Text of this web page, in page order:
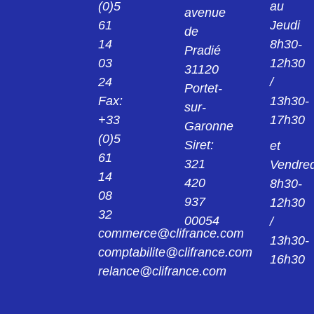
KPS1/B2 PINCE ROUGE 2MM 24.0139-22
KK4/4 MANCHON NOIR 4MM 24.0142-21
KK4/4 MANCHON ROUGE 4MM 24.0142-
AGK20 PINCE 4MM 24.0149
AGK40 PINCE NOIR 2MM 24.0154-21
(0)5
61
14
03
24
Fax:
+33
(0)5
61
14
08
32
commerce@clifrance.com
comptabilite@clifrance.com
relance@clifrance.com
avenue
de
Pradié
31120
Portet-
sur-
Garonne
Siret:
321
420
937
00054
au
Jeudi
8h30-
12h30
/
13h30-
17h30
et
8h30-
12h30
/
13h30-
16h30